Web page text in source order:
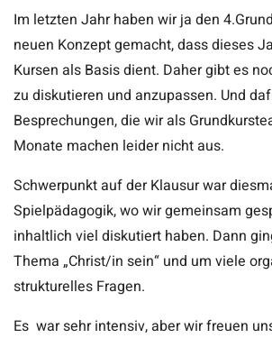
Im letzten Jahr haben wir ja den
neuen Konzept gemacht, dass dieses
Kursen als Basis dient. Daher gibt es
zu diskutieren und anzupassen. Und
Besprechungen, die wir als
Monate machen leider nicht aus.
Schwerpunkt auf der Klausur war
Spielpädagogik, wo wir gemeinsam
inhaltlich viel diskutiert haben. Dann
Thema „Christ/in sein“ und um viele
strukturelles Fragen.
Es war sehr intensiv, aber wir freuen